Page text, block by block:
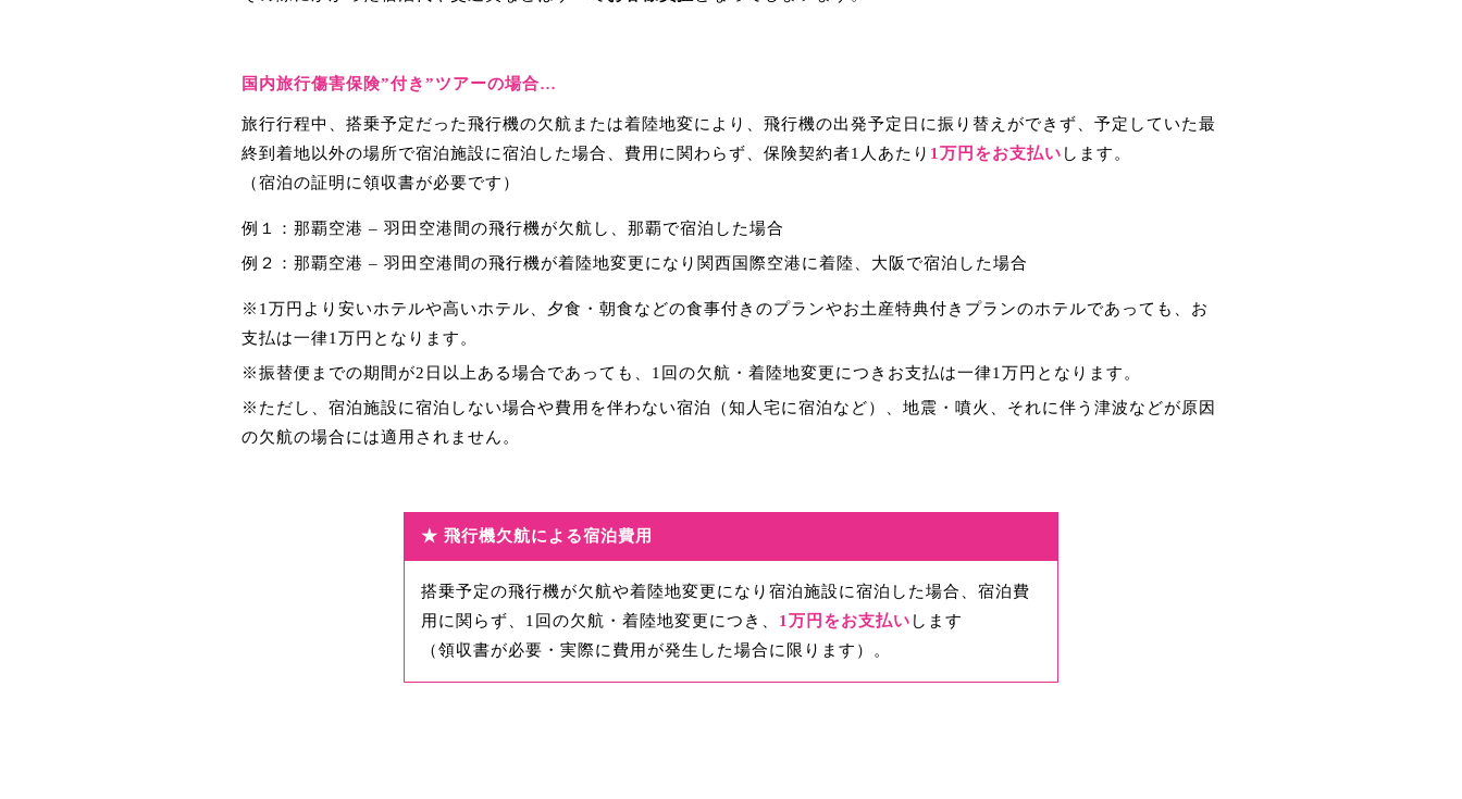
国内旅行傷害保険”付き”ツアーの場合…
旅行行程中、搭乗予定だった飛行機の欠航または着陸地変により、飛行機の出発予定日に振り替えができず、予定していた最
終到着地以外の場所で宿泊施設に宿泊した場合、費用に関わらず、保険契約者1人あたり 1万円をお支払い します。
（宿泊の証明に領収書が必要です）
例１：那覇空港 – 羽田空港間の飛行機が欠航し、那覇で宿泊した場合
例２：那覇空港 – 羽田空港間の飛行機が着陸地変更になり関西国際空港に着陸、大阪で宿泊した場合
※1万円より安いホテルや高いホテル、夕食・朝食などの食事付きのプランやお土産特典付きプランのホテルであっても、お
支払は一律1万円となります。
※振替便までの期間が2日以上ある場合であっても、1回の欠航・着陸地変更につきお支払は一律1万円となります。
※ただし、宿泊施設に宿泊しない場合や費用を伴わない宿泊（知人宅に宿泊など）、地震・噴火、それに伴う津波などが原因
の欠航の場合には適用されません。
★ 飛行機欠航による宿泊費用
搭乗予定の飛行機が欠航や着陸地変更になり宿泊施設に宿泊した場合、宿泊費
用に関らず、 1回の欠航 ・ 着陸地変更につき、 1万円をお支払い します
（領収書が必要・実際に費用が発生した場合に限ります）。